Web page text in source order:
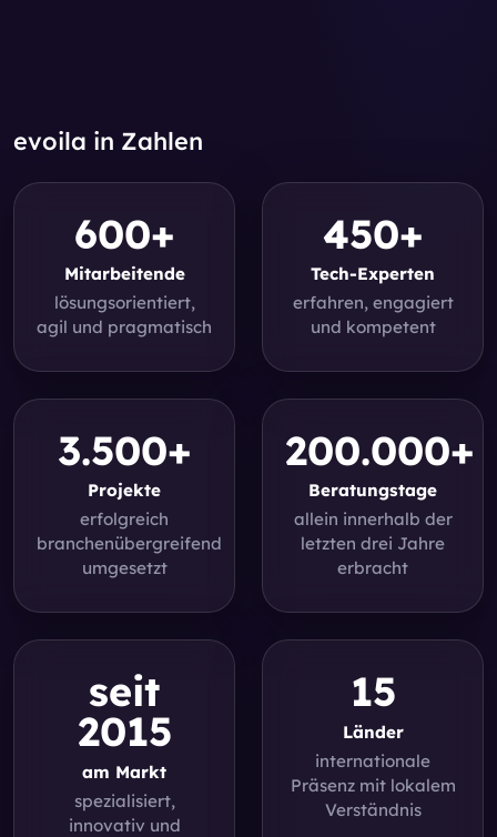
evoila in Zahlen
600+
Mitarbeitende
lösungsorientiert,
agil und pragmatisch
450+
Tech-Experten
erfahren, engagiert
und kompetent
3.500+
Projekte
erfolgreich
branchenübergreifend
umgesetzt
200.000+
Beratungstage
allein innerhalb der
letzten drei Jahre
erbracht
seit
2015
am Markt
spezialisiert,
innovativ und
15
Länder
internationale
Präsenz mit lokalem
Verständnis